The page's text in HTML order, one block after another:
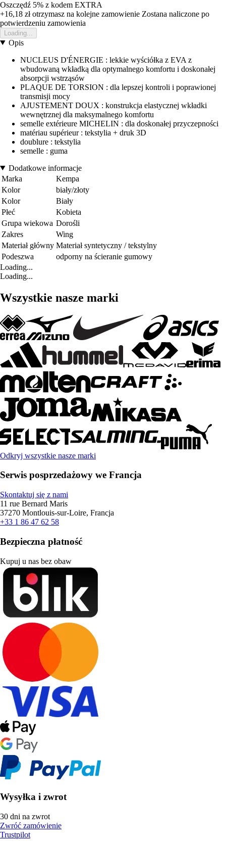
Oszczędź 5% z kodem EXTRA
+16,18 złotrzymasz na kolejne zamowienie Zostana naliczone po
potwierdzeniu zamowienia
Loading...
Opis
NUCLEUS D'ÉNERGIE : lekkie wyściółka z EVA z
wbudowaną wkładką dla optymalnego komfortu i doskonałej
absorpcji wstrząsów
PLAQUE DE TORSION : dla lepszej kontroli i poprawionej
transmisji mocy
AJUSTEMENT DOUX : konstrukcja elastycznej wkładki
wewnętrznej dla maksymalnego komfortu
semelle extérieure MICHELIN : dla doskonałej przyczepności
matériau supérieur : tekstylia + druk 3D
doublure : tekstylia
semelle : guma
Dodatkowe informacje
Marka
Kempa
Kolor
biały/złoty
Kolor
Biały
Płeć
Kobieta
Grupa wiekowa Dorośli
Zakres
Wing
Materiał główny Materiał syntetyczny / tekstylny
Podeszwa
odporny na ścieranie gumowy
Loading...
Loading...
Wszystkie nasze marki
Odkryj wszystkie nasze marki
Serwis posprzedażowy we Francja
Skontaktuj się z nami
11 rue Bernard Maris
37270 Montlouis-sur-Loire, Francja
+33 1 86 47 62 58
Bezpieczna płatność
Kupuj u nas bez obaw
Wysyłka i zwrot
30 dni na zwrot
Zwróć zamówienie
Trustpilot